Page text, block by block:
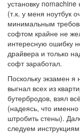
установку
(т.к. у меня ноутбук
минимальным
софтом крайне не
интересную ошибку
драйвера и только
софт заработал.
Поскольку экзамен я
выгнал всех из
бутербродов, взял
(надеясь, что именно
штробить стены).
следуем